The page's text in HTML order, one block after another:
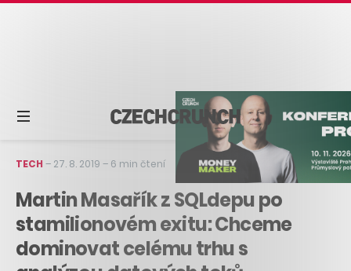
TECH – 27. 8. 2019 – 6 min čtení
Martin Masařík z SQLdepu po
stamilionovém exitu: Chceme
dominovat celému trhu s